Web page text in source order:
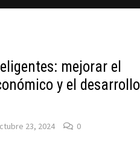
mejorar el
y el
23, 2024 0